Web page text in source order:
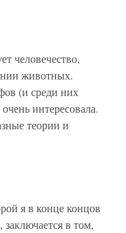
человечество,
животных.
(и среди них
интересовала.
теории и
я в конце концов
в том,